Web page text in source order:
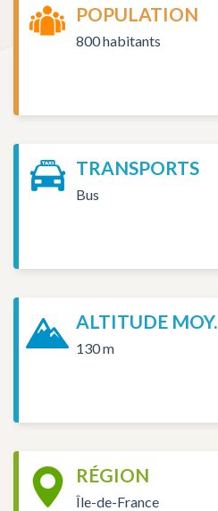
POPULATION
800 habitants
TRANSPORTS
Bus
ALTITUDE MOY.
130 m
RÉGION
Île-de-France